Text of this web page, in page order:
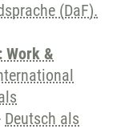
(DaF).
Work &
Deutsch als